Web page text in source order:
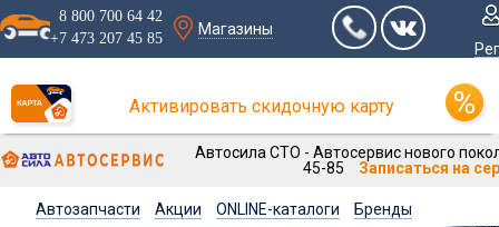
8 800 700 64 42
+7 473 207 45 85
Магазины
Активировать скидочную карту
Автосила СТО - Автосервис нового
45-85
Записаться на
Автозапчасти Акции ONLINE-каталоги
Бренды